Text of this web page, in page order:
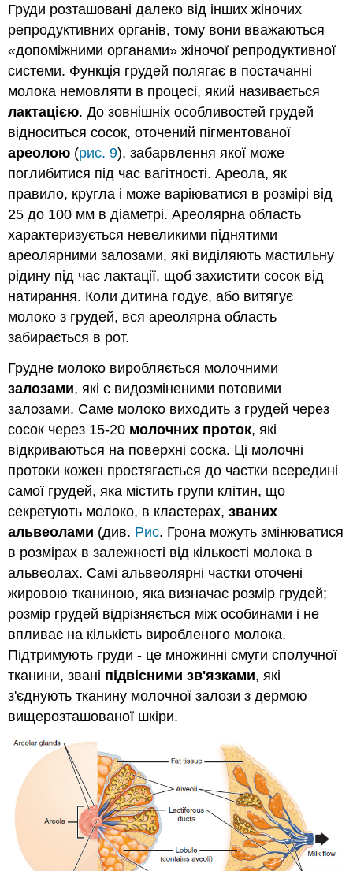
раку
Фактори
ризику
раку
Профілактика
лікування
раку
Жіночі
Раки
Рак
залози
Рак
шийки
Скринінг
та
профілактика
Рак
Перевірка
на
розуміння
Груди розташовані далеко від інших жіночих
репродуктивних органів, тому вони вважаються
«допоміжними органами» жіночої репродуктивної
системи. Функція грудей полягає в постачанні
молока немовляти в процесі, який називається
лактацією. До зовнішніх особливостей грудей
відноситься сосок, оточений пігментованої
ареолою (рис. 9), забарвлення якої може
поглибитися під час вагітності. Ареола, як
правило, кругла і може варіюватися в розмірі від
25 до 100 мм в діаметрі. Ареолярна область
характеризується невеликими піднятими
ареолярними залозами, які виділяють мастильну
рідину під час лактації, щоб захистити сосок від
натирання. Коли дитина годує, або витягує
молоко з грудей, вся ареолярна область
забирається в рот.
Грудне молоко виробляється молочними
залозами, які є видозміненими потовими
залозами. Саме молоко виходить з грудей через
сосок через 15-20 молочних проток, які
відкриваються на поверхні соска. Ці молочні
протоки кожен простягається до частки всередині
самої грудей, яка містить групи клітин, що
секретують молоко, в кластерах,званих
альвеолами (див. Рис. Грона можуть змінюватися
в розмірах в залежності від кількості молока в
альвеолах. Самі альвеолярні частки оточені
жировою тканиною, яка визначає розмір грудей;
розмір грудей відрізняється між особинами і не
впливає на кількість виробленого молока.
Підтримують груди - це множинні смуги сполучної
тканини, звані підвісними зв'язками, які
з'єднують тканину молочної залози з дермою
вищерозташованої шкіри.